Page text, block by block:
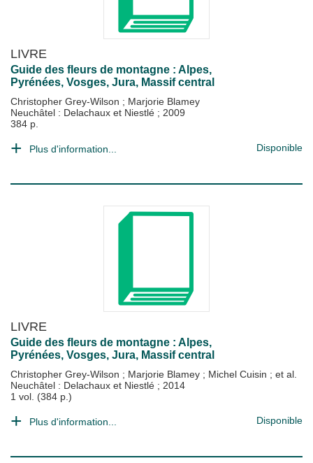
LIVRE
Guide des fleurs de montagne : Alpes,
Pyrénées, Vosges, Jura, Massif central
Christopher Grey-Wilson ; Marjorie Blamey
Neuchâtel : Delachaux et Niestlé ; 2009
384 p.
Plus d'information... Disponible
LIVRE
Guide des fleurs de montagne : Alpes,
Pyrénées, Vosges, Jura, Massif central
Christopher Grey-Wilson ; Marjorie Blamey ; Michel Cuisin ; et al.
Neuchâtel : Delachaux et Niestlé ; 2014
1 vol. (384 p.)
Plus d'information... Disponible